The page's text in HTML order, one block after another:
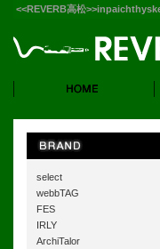
<<REVERB高松
select
webbTAG
FES
IRLY
ArchiTalor